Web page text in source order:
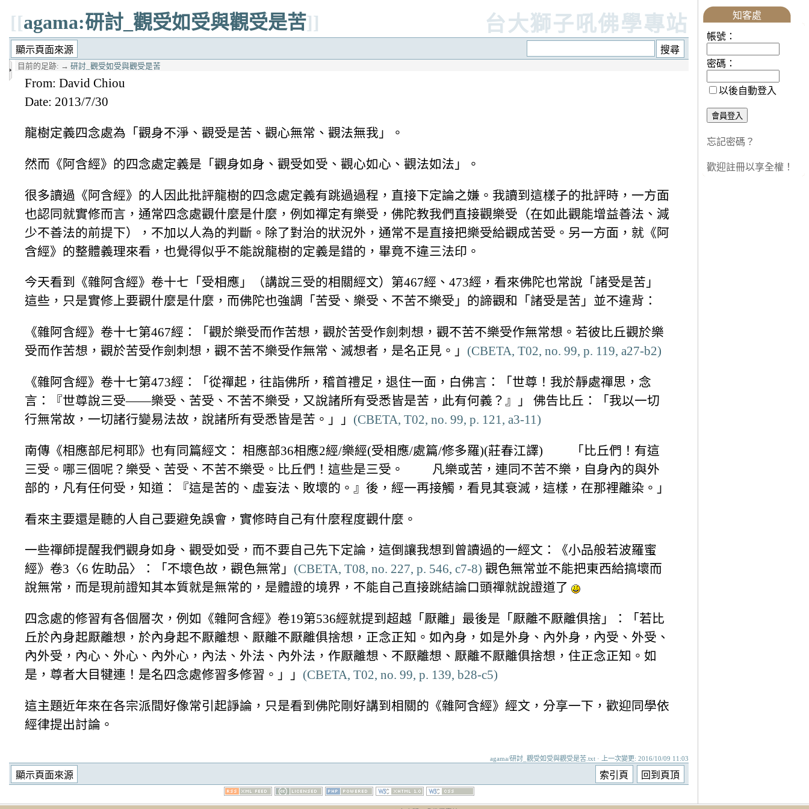
[[agama:研討_觀受如受與觀受是苦]] 台大獅子吼佛學專站
目前的足跡: → 研討_觀受如受與觀受是苦
From: David Chiou
Date: 2013/7/30
龍樹定義四念處為「觀身不淨、觀受是苦、觀心無常、觀法無我」。
然而《阿含經》的四念處定義是「觀身如身、觀受如受、觀心如心、觀法如法」。
很多讀過《阿含經》的人因此批評龍樹的四念處定義有跳過過程，直接下定論之嫌。我讀到這樣子的批評時，一方面
也認同就實修而言，通常四念處觀什麼是什麼，例如禪定有樂受，佛陀教我們直接觀樂受（在如此觀能增益善法、減
少不善法的前提下），不加以人為的判斷。除了對治的狀況外，通常不是直接把樂受給觀成苦受。另一方面，就《阿
含經》的整體義理來看，也覺得似乎不能說龍樹的定義是錯的，畢竟不違三法印。
今天看到《雜阿含經》卷十七「受相應」（講說三受的相關經文）第467經、473經，看來佛陀也常說「諸受是苦」
這些，只是實修上要觀什麼是什麼，而佛陀也強調「苦受、樂受、不苦不樂受」的諦觀和「諸受是苦」並不違背：
《雜阿含經》卷十七第467經：「觀於樂受而作苦想，觀於苦受作劍刺想，觀不苦不樂受作無常想。若彼比丘觀於樂
受而作苦想，觀於苦受作劍刺想，觀不苦不樂受作無常、滅想者，是名正見。」 (CBETA, T02, no. 99, p. 119, a27-b2)
《雜阿含經》卷十七第473經：「從禪起，往詣佛所，稽首禮足，退住一面，白佛言：「世尊！我於靜處禪思，念
言：『世尊說三受——樂受、苦受、不苦不樂受，又說諸所有受悉皆是苦，此有何義？』」 佛告比丘：「我以一切
行無常故，一切諸行變易法故，說諸所有受悉皆是苦。」」 (CBETA, T02, no. 99, p. 121, a3-11)
南傳《相應部尼柯耶》也有同篇經文： 相應部36相應2經/樂經(受相應/處篇/修多羅)(莊春江譯) 「比丘們！有這
三受。哪三個呢？樂受、苦受、不苦不樂受。比丘們！這些是三受。 凡樂或苦，連同不苦不樂，自身內的與外
部的，凡有任何受，知道：『這是苦的、虛妄法、敗壞的。』後，經一再接觸，看見其衰滅，這樣，在那裡離染。」
看來主要還是聽的人自己要避免誤會，實修時自己有什麼程度觀什麼。
一些禪師提醒我們觀身如身、觀受如受，而不要自己先下定論，這倒讓我想到曾讀過的一經文：《小品般若波羅蜜
經》卷3〈6 佐助品〉：「不壞色故，觀色無常」 (CBETA, T08, no. 227, p. 546, c7-8) 觀色無常並不能把東西給搞壞而
說無常，而是現前證知其本質就是無常的，是體證的境界，不能自己直接跳結論口頭禪就說證道了
四念處的修習有各個層次，例如《雜阿含經》卷19第536經就提到超越「厭離」最後是「厭離不厭離俱捨」：「若比
丘於內身起厭離想，於內身起不厭離想、厭離不厭離俱捨想，正念正知。如內身，如是外身、內外身，內受、外受、
內外受，內心、外心、內外心，內法、外法、內外法，作厭離想、不厭離想、厭離不厭離俱捨想，住正念正知。如
是，尊者大目犍連！是名四念處修習多修習。」」 (CBETA, T02, no. 99, p. 139, b28-c5)
這主題近年來在各宗派間好像常引起諍論，只是看到佛陀剛好講到相關的《雜阿含經》經文，分享一下，歡迎同學依
經律提出討論。
agama/研討_觀受如受與觀受是苦.txt · 上一次變更: 2016/10/09 11:03
知客處
帳號：
密碼：
以後自動登入
忘記密碼？
歡迎註冊以享全權！